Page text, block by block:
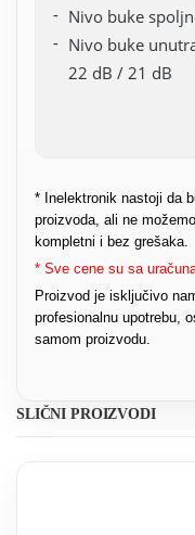
Nivo buke
Nivo buke
22 dB / 21 dB
* Inelektronik nastoji da
proizvoda, ali ne
kompletni i bez grešaka.
* Sve cene su sa
Proizvod je isključivo
profesionalnu upotrebu,
samom proizvodu.
SLIČNI PROIZVODI